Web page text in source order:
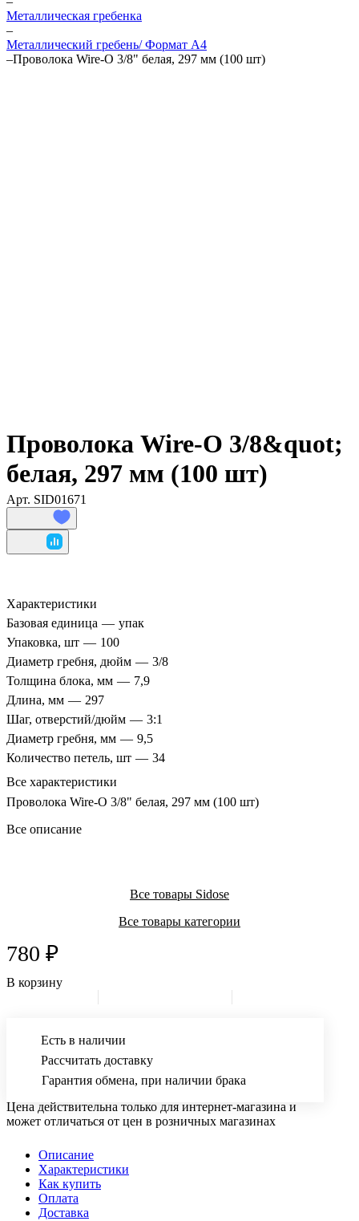
Металлическая гребенка
–
Металлический гребень/ Формат А4
–Проволока Wire-O 3/8" белая, 297 мм (100 шт)
Проволока Wire-O 3/8&quot;
белая, 297 мм (100 шт)
Арт. SID01671
Характеристики
Базовая единица — упак
Упаковка, шт — 100
Диаметр гребня, дюйм — 3/8
Толщина блока, мм — 7,9
Длина, мм — 297
Шаг, отверстий/дюйм — 3:1
Диаметр гребня, мм — 9,5
Количество петель, шт — 34
Все характеристики
Проволока Wire-O 3/8" белая, 297 мм (100 шт)
Все описание
Все товары Sidose
Все товары категории
780 ₽
В корзину
Есть в наличии
Рассчитать доставку
Гарантия обмена, при наличии брака
Цена действительна только для интернет-магазина и
может отличаться от цен в розничных магазинах
Описание
Характеристики
Как купить
Оплата
Доставка